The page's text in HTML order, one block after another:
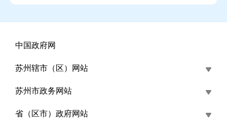
中国政府网
苏州辖市（区）网站
苏州市政务网站
省（区市）政府网站